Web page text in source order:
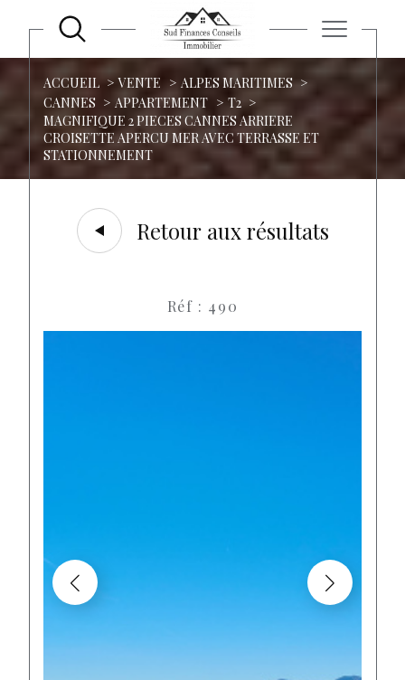
ACCUEIL VENTE
ALPES MARITIMES
CANNES
APPARTEMENT
T2
MAGNIFIQUE 2 PIECES CANNES ARRIERE
CROISETTE APERCU MER AVEC TERRASSE ET
STATIONNEMENT
Retour aux résultats
Réf : 490